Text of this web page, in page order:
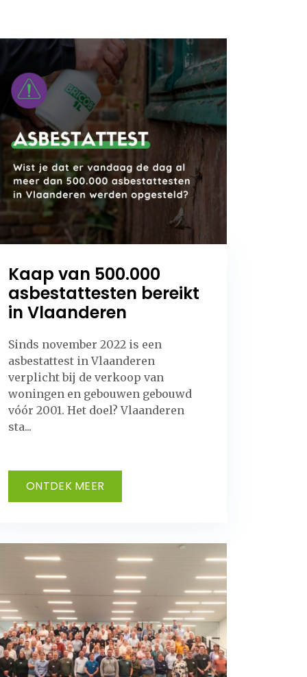
Kaap van 500.000
asbestattesten bereikt
in Vlaanderen
Sinds november 2022 is een
asbestattest in Vlaanderen
verplicht bij de verkoop van
woningen en gebouwen gebouwd
vóór 2001. Het doel? Vlaanderen
sta...
ONTDEK MEER